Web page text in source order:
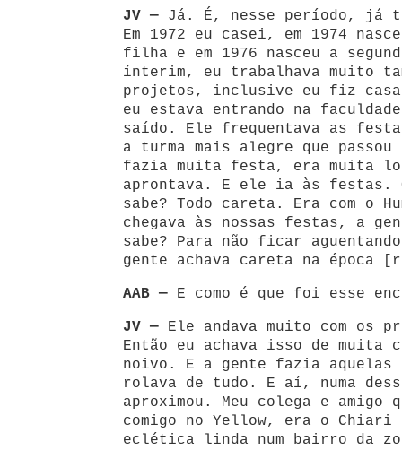
JV — Já. É, nesse período, já
Em 1972 eu casei, em 1974
filha e em 1976 nasceu a
ínterim, eu trabalhava muito
projetos, inclusive eu fiz casas
eu estava entrando na
saído. Ele frequentava as
a turma mais alegre que
fazia muita festa, era muita
aprontava. E ele ia às festas.
sabe? Todo careta. Era com o
chegava às nossas festas, a
sabe? Para não ficar
gente achava careta na época
AAB — E como é que foi esse
JV — Ele andava muito com os
Então eu achava isso de muita
noivo. E a gente fazia aquelas
rolava de tudo. E aí, numa
aproximou. Meu colega e amigo
comigo no Yellow, era o Chiari
eclética linda num bairro da